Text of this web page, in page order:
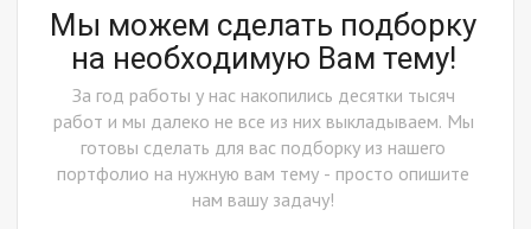
Мы можем сделать подборку
на необходимую Вам тему!
За год работы у нас накопились десятки тысяч
работ и мы далеко не все из них выкладываем. Мы
готовы сделать для вас подборку из нашего
портфолио на нужную вам тему - просто опишите
нам вашу задачу!